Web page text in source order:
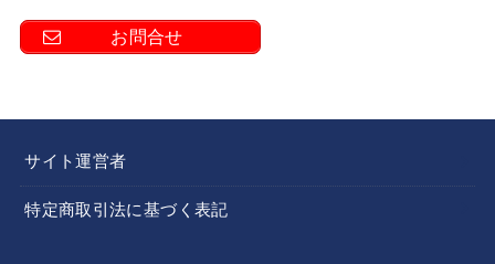
お問合せ
サイト運営者
特定商取引法に基づく表記